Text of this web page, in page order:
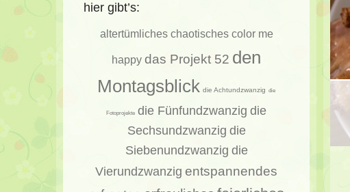
hier gibt’s:
altertümliches chaotisches color me
happy das Projekt 52 den
Montagsblick die Achtundzwanzig die
Fotoprojekte die Fünfundzwanzig die
Sechsundzwanzig die
Siebenundzwanzig die
Vierundzwanzig entspannendes